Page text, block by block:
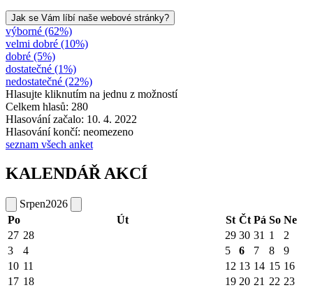
Jak se Vám líbí naše webové stránky?
výborné (62%)
velmi dobré (10%)
dobré (5%)
dostatečné (1%)
nedostatečné (22%)
Hlasujte kliknutím na jednu z možností
Celkem hlasů: 280
Hlasování začalo: 10. 4. 2022
Hlasování končí: neomezeno
seznam všech anket
KALENDÁŘ AKCÍ
Srpen2026
Po
Út St Čt Pá So Ne
27 28 29 30 31 1
2
3
4 5 6 7 8
9
10 11 12 13 14 15 16
17 18 19 20 21 22 23